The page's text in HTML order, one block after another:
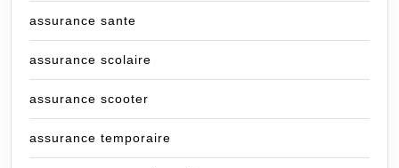
assurance sante
assurance scolaire
assurance scooter
assurance temporaire